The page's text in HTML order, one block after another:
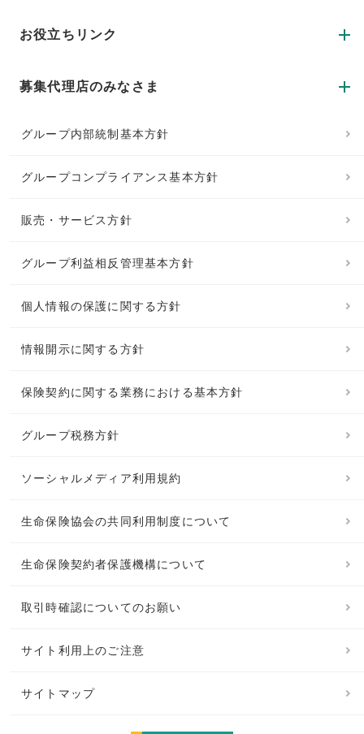
お役立ちリンク
募集代理店のみなさま
グループ内部統制基本方針
グループコンプライアンス基本方針
販売・サービス方針
グループ利益相反管理基本方針
個人情報の保護に関する方針
情報開示に関する方針
保険契約に関する業務における基本方針
グループ税務方針
ソーシャルメディア利用規約
生命保険協会の共同利用制度について
生命保険契約者保護機構について
取引時確認についてのお願い
サイト利用上のご注意
サイトマップ